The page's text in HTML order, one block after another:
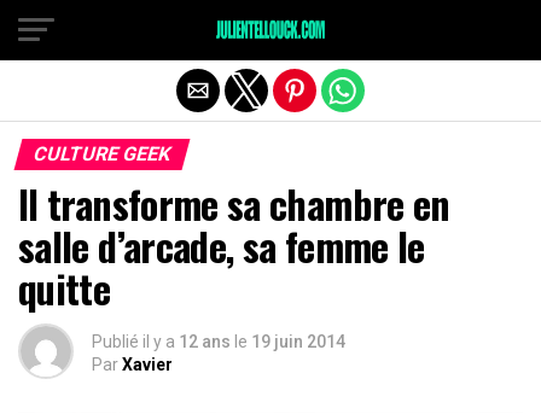
CULTURE GEEK
Il transforme sa chambre en
salle d’arcade, sa femme le
quitte
Publié il y a 12 ans le 19 juin 2014
ParXavier